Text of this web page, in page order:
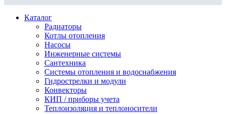
Каталог
Радиаторы
Котлы отопления
Насосы
Инженерные системы
Сантехника
Системы отопления и водоснабжения
Гидрострелки и модули
Конвекторы
КИП / приборы учета
Теплоизоляция и теплоносители